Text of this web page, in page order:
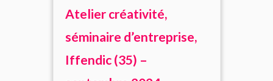
Atelier créativité,
séminaire d’entreprise,
Iffendic (35) –